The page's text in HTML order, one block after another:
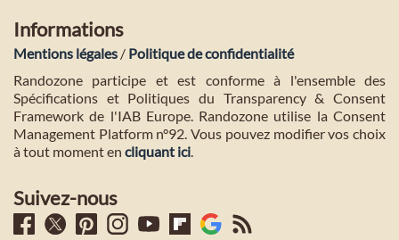
Informations
Mentions légales / Politique de confidentialité
Randozone participe et est conforme à l'ensemble des
Spécifications et Politiques du Transparency & Consent
Framework de l'IAB Europe. Randozone utilise la Consent
Management Platform n°92. Vous pouvez modifier vos choix
à tout moment en cliquant ici.
Suivez-nous